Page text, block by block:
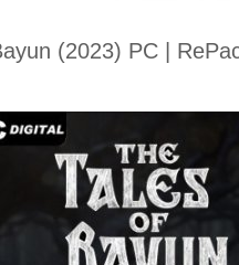
(2023) PC |